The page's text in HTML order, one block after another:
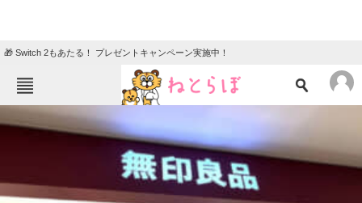
🎁 Switch 2もあたる！ プレゼントキャンペーン実施中！
ねとらぼメニュー
ニュース
クイズ
グルメ 地域